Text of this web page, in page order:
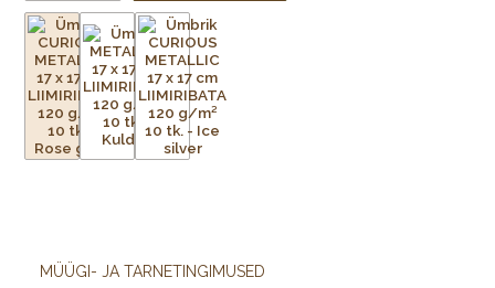
MÜÜGI- JA TARNETINGIMUSED